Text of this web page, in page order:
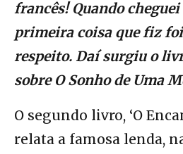
francês! Quando
primeira coisa que fiz
respeito. Daí surgiu o
sobre O Sonho de Uma
O segundo livro, ‘O
relata a famosa lenda,